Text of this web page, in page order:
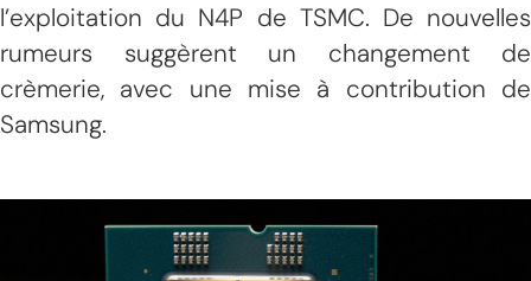
l’exploitation du N4P de TSMC. De nouvelles
rumeurs suggèrent un changement de
crèmerie, avec une mise à contribution de
Samsung.